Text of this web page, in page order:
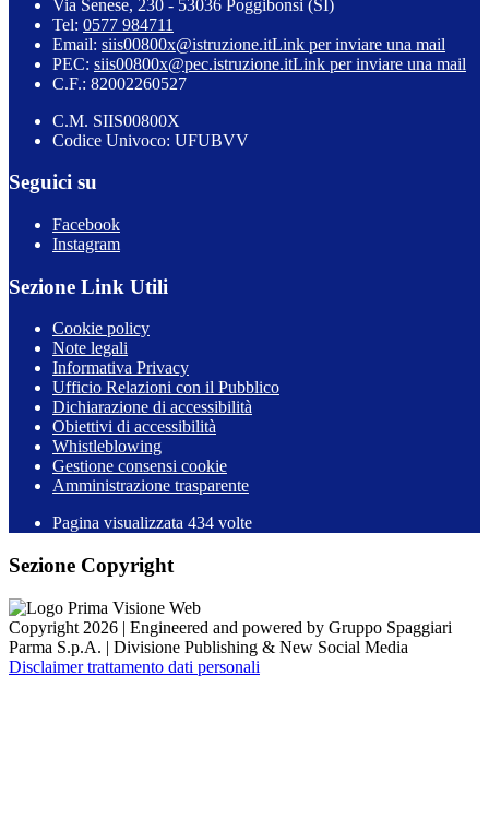
Via Senese, 230 - 53036 Poggibonsi (SI)
Tel: 0577 984711
Email: siis00800x@istruzione.itLink per inviare una mail
PEC: siis00800x@pec.istruzione.itLink per inviare una mail
C.F.: 82002260527
C.M. SIIS00800X
Codice Univoco: UFUBVV
Seguici su
Facebook
Instagram
Sezione Link Utili
Cookie policy
Note legali
Informativa Privacy
Ufficio Relazioni con il Pubblico
Dichiarazione di accessibilità
Obiettivi di accessibilità
Whistleblowing
Gestione consensi cookie
Amministrazione trasparente
Pagina visualizzata 434 volte
Sezione Copyright
Copyright 2026 | Engineered and powered by Gruppo Spaggiari
Parma S.p.A. | Divisione Publishing & New Social Media
Disclaimer trattamento dati personali